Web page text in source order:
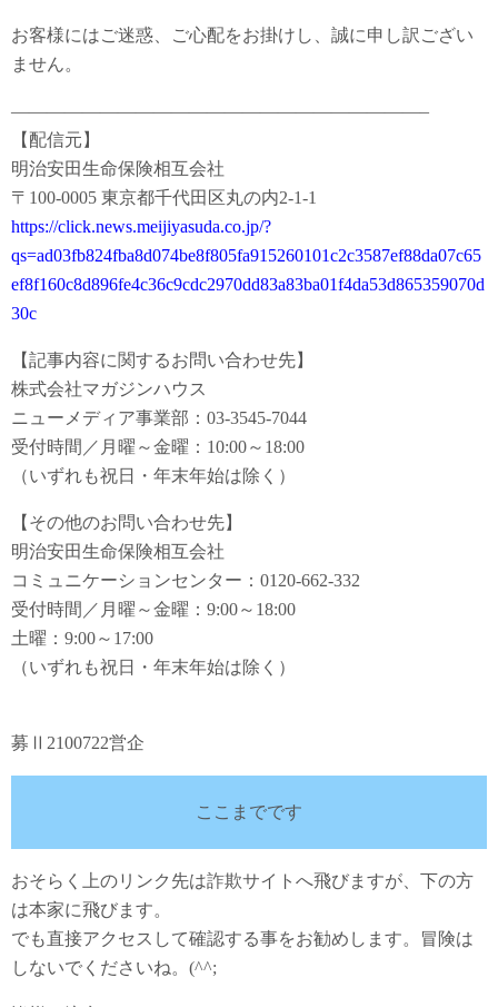
お客様にはご迷惑、ご心配をお掛けし、誠に申し訳ござい
ません。
———————————————————————–
【配信元】
明治安田生命保険相互会社
〒100-0005 東京都千代田区丸の内2-1-1
https://click.news.meijiyasuda.co.jp/?
qs=ad03fb824fba8d074be8f805fa915260101c2c3587ef88da07c65
ef8f160c8d896fe4c36c9cdc2970dd83a83ba01f4da53d865359070d
30c
【記事内容に関するお問い合わせ先】
株式会社マガジンハウス
ニューメディア事業部：03-3545-7044
受付時間／月曜～金曜：10:00～18:00
（いずれも祝日・年末年始は除く）
【その他のお問い合わせ先】
明治安田生命保険相互会社
コミュニケーションセンター：0120-662-332
受付時間／月曜～金曜：9:00～18:00
土曜：9:00～17:00
（いずれも祝日・年末年始は除く）
募Ⅱ2100722営企
ここまでです
おそらく上のリンク先は詐欺サイトへ飛びますが、下の方
は本家に飛びます。
でも直接アクセスして確認する事をお勧めします。冒険は
しないでくださいね。(^^;